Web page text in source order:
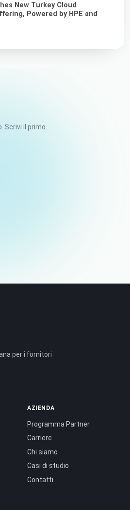
New Turkey Cloud
Powered by HPE and
Scrivi il primo.
per i fornitori
AZIENDA
Programma Partner
Carriere
Chi siamo
Casi di studio
Contatti